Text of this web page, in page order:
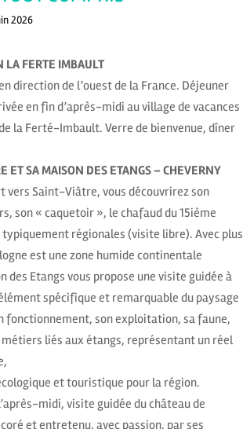
2026
LA FERTE IMBAULT
direction de l’ouest de la France. Déjeuner
en fin d’après-midi au village de vacances
la Ferté-Imbault. Verre de bienvenue, dîner
ET SA MAISON DES ETANGS – CHEVERNY
vers Saint-Viâtre, vous découvrirez son
son « caquetoir », le chafaud du 15ième
régionales (visite libre). Avec plus
est une zone humide continentale
des Etangs vous propose une visite guidée à
spécifique et remarquable du paysage
fonctionnement, son exploitation, sa faune,
liés aux étangs, représentant un réel
et touristique pour la région.
midi, visite guidée du château de
et entretenu, avec passion, par ses